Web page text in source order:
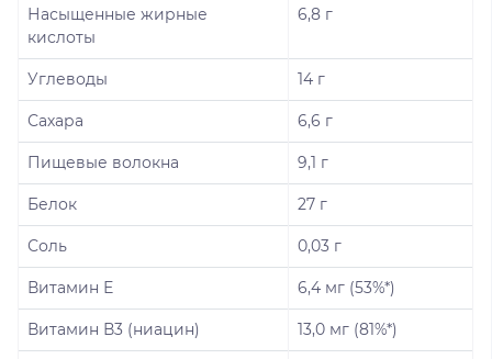
Насыщенные жирные
кислоты
6,8 г
Углеводы 14 г
Сахара 6,6 г
Пищевые волокна 9,1 г
Белок 27 г
Соль 0,03 г
Витамин Е 6,4 мг (53%*)
Витамин В3 (ниацин) 13,0 мг (81%*)